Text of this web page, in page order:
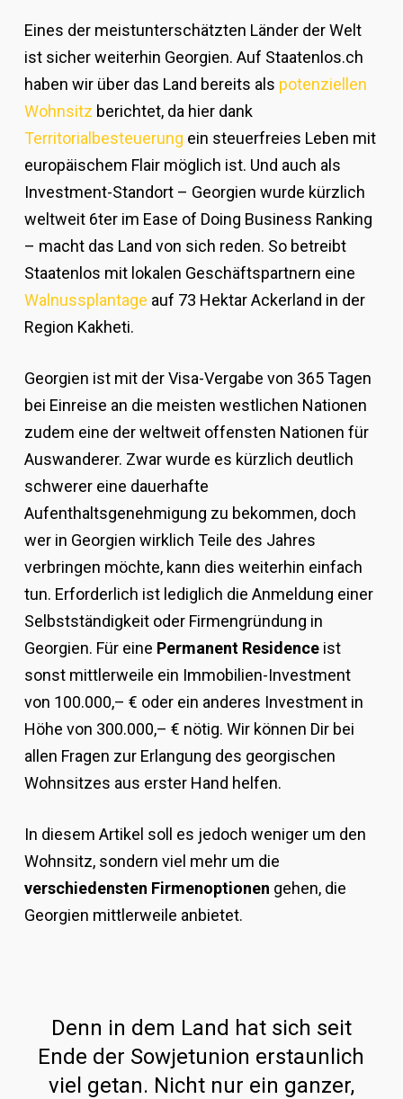
Eines der meistunterschätzten Länder der Welt
ist sicher weiterhin Georgien. Auf Staatenlos.ch
haben wir über das Land bereits als potenziellen
Wohnsitz berichtet, da hier dank
Territorialbesteuerung ein steuerfreies Leben mit
europäischem Flair möglich ist. Und auch als
Investment-Standort – Georgien wurde kürzlich
weltweit 6ter im Ease of Doing Business Ranking
– macht das Land von sich reden. So betreibt
Staatenlos mit lokalen Geschäftspartnern eine
Walnussplantage auf 73 Hektar Ackerland in der
Region Kakheti.
Georgien ist mit der Visa-Vergabe von 365 Tagen
bei Einreise an die meisten westlichen Nationen
zudem eine der weltweit offensten Nationen für
Auswanderer. Zwar wurde es kürzlich deutlich
schwerer eine dauerhafte
Aufenthaltsgenehmigung zu bekommen, doch
wer in Georgien wirklich Teile des Jahres
verbringen möchte, kann dies weiterhin einfach
tun. Erforderlich ist lediglich die Anmeldung einer
Selbstständigkeit oder Firmengründung in
Georgien. Für eine Permanent Residenceist
sonst mittlerweile ein Immobilien-Investment
von 100.000,– € oder ein anderes Investment in
Höhe von 300.000,– € nötig. Wir können Dir bei
allen Fragen zur Erlangung des georgischen
Wohnsitzes aus erster Hand helfen.
In diesem Artikel soll es jedoch weniger um den
Wohnsitz, sondern viel mehr um die
verschiedensten Firmenoptionen gehen, die
Georgien mittlerweile anbietet.
Denn in dem Land hat sich seit
Ende der Sowjetunion erstaunlich
viel getan. Nicht nur ein ganzer,